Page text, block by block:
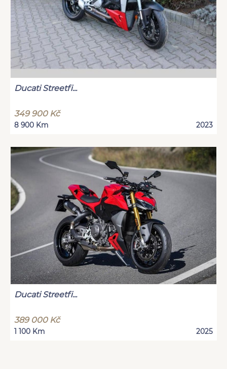
Ducati Streetfi...
349 900 Kč
8 900 Km 2023
Ducati Streetfi...
389 000 Kč
1 100 Km 2025